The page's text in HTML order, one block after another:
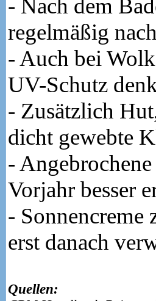
- Nach dem
regelmäßig
- Auch bei
UV-Schutz
- Zusätzlich
dicht gewebte
-
Vorjahr besser
- Sonnencreme
erst danach
Quellen: